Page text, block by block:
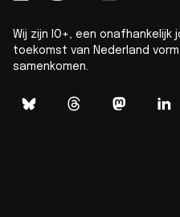
Wij zijn IO+, een
toekomst van Nederland
samenkomen.